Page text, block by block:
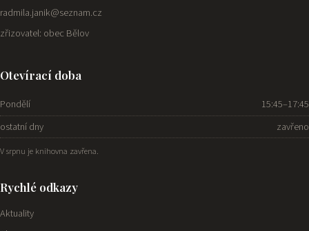
radmila.janik@seznam.cz
zřizovatel: obec Bělov
Otevírací doba
Pondělí
15:45–17:45
ostatní dny
zavřeno
V srpnu je knihovna zavřena.
Rychlé odkazy
Aktuality